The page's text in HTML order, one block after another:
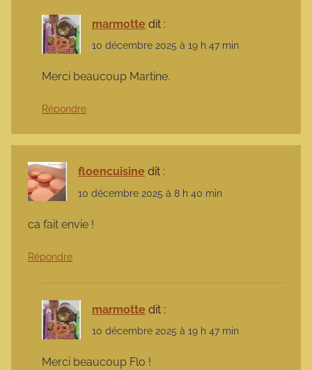
marmotte dit :
10 décembre 2025 à 19 h 47 min
Merci beaucoup Martine.
Répondre
floencuisine dit :
10 décembre 2025 à 8 h 40 min
ca fait envie !
Répondre
marmotte dit :
10 décembre 2025 à 19 h 47 min
Merci beaucoup Flo !